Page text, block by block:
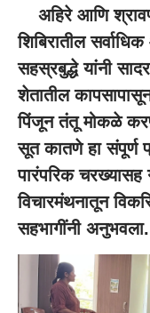
अहिरे आणि
शिबिरातील
सहस्रबुद्धे यांनी
शेतातील
पिंजून तंतू मोकळे
सूत कातणे हा संपूर्ण
पारंपरिक चरख्यासह
विचारमंथनातून
सहभागींनी अनुभवला.